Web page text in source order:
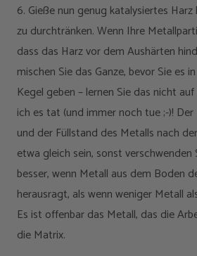
6. Gieße nun genug katalysiertes
zu durchtränken. Wenn Ihre
dass das Harz vor dem Aushärten
mischen Sie das Ganze, bevor Sie es
Kegel geben – lernen Sie das nicht
ich es tat (und immer noch tue ;-)!
und der Füllstand des Metalls nach
etwa gleich sein, sonst verschwenden
besser, wenn Metall aus dem Boden
herausragt, als wenn weniger Metall
Es ist offenbar das Metall, das die
die Matrix.